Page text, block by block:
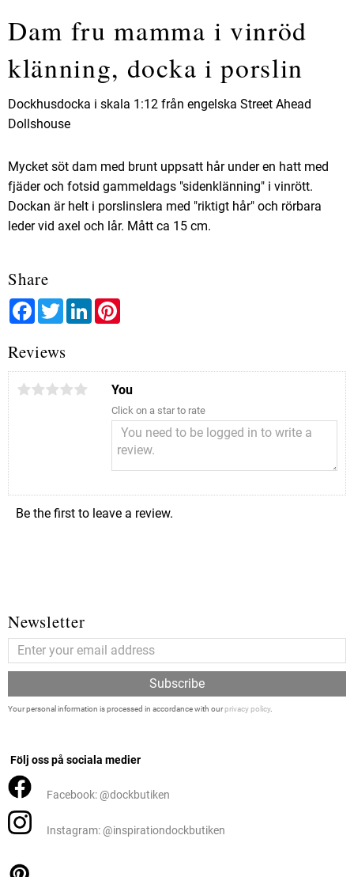
Dam fru mamma i vinröd
klänning, docka i porslin
Dockhusdocka i skala 1:12 från engelska Street Ahead
Dollshouse
Mycket söt dam med brunt uppsatt hår under en hatt med
fjäder och fotsid gammeldags "sidenklänning" i vinrött.
Dockan är helt i porslinslera med "riktigt hår" och rörbara
leder vid axel och lår. Mått ca 15 cm.
Share
FacebookTwitterLinkedIn
Reviews
You
Click on a star to rate
Be the first to leave a review.
Newsletter
Subscribe
Your personal information is processed in accordance with ourprivacy policy.
Följ oss på sociala medier
Facebook: @dockbutiken
Instagram: @inspirationdockbutiken